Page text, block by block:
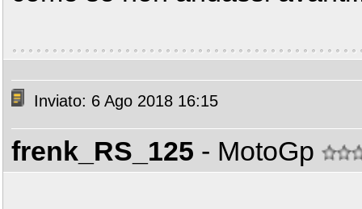
Inviato: 6 Ago 2018 16:15
frenk_RS_125 - MotoGp